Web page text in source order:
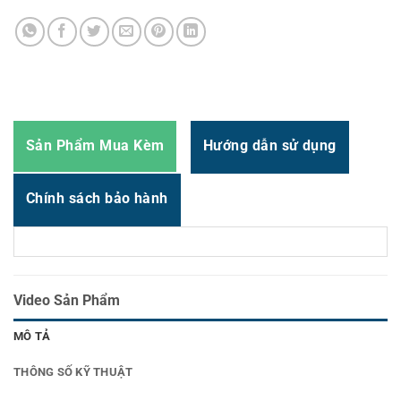
Thời gian:Từ 8h-17h30 Thứ 2 đến Thứ 7
Sản Phẩm Mua Kèm Hướng dẫn sử dụng
Chính sách bảo hành
Video Sản Phẩm
MÔ TẢ
THÔNG SỐ KỸ THUẬT